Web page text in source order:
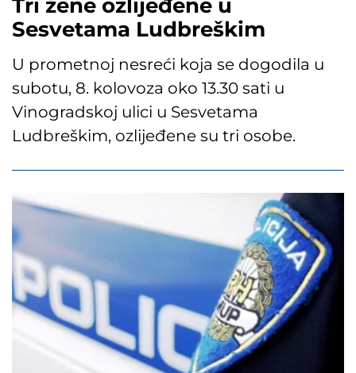
Tri žene ozlijeđene u
Sesvetama Ludbreškim
U prometnoj nesreći koja se dogodila u
subotu, 8. kolovoza oko 13.30 sati u
Vinogradskoj ulici u Sesvetama
Ludbreškim, ozlijeđene su tri osobe.